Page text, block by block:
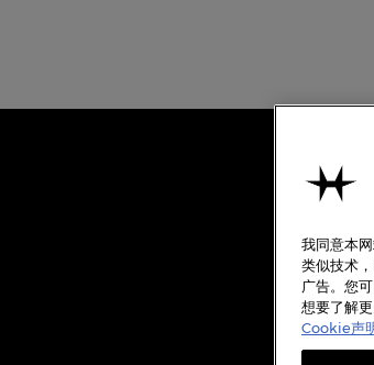
使用
使用
隐私
质保
我同意本
类似技术
广告。您
想要了解
Cookie声